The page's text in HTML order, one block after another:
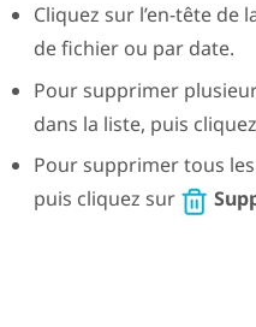
Cliquez sur l’en-tête
de fichier ou par date.
Pour supprimer
dans la liste, puis
Pour supprimer tous
puis cliquez sur